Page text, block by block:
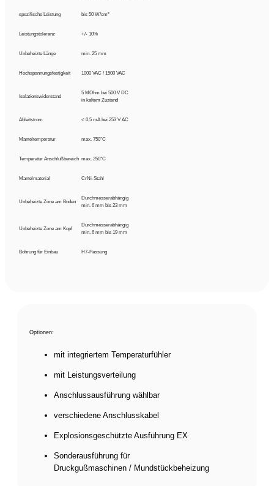
spezifische Leistung bis 50 W/cm²
Leistungstoleranz +/- 10%
Unbeheizte Länge min. 25 mm
Hochspannungsfestigkeit 1000 VAC / 1500 VAC
Isolationswiderstand
5 MOhm bei 500 V DC
in kaltem Zustand
Ableitstrom < 0,5 mA bei 253 V AC
Manteltemperatur max. 750°C
Temperatur Anschlußbereich max. 250°C
Mantelmaterial CrNi-Stahl
Unbeheizte Zone am Boden
Durchmesserabhängig
min. 6 mm bis 23 mm
Unbeheizte Zone am Kopf
Durchmesserabhängig
min. 6 mm bis 19 mm
Bohrung für Einbau H7-Passung
Optionen:
mit integriertem Temperaturfühler
mit Leistungsverteilung
Anschlussausführung wählbar
verschiedene Anschlusskabel
Explosionsgeschützte Ausführung EX
Sonderausführung für
Druckgußmaschinen / Mundstückbeheizung